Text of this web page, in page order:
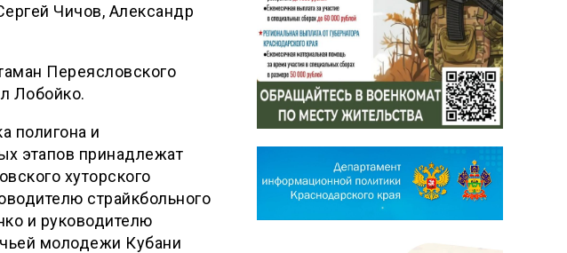
Чичов, Александр
Переясловского
Лобойко.
полигона и
этапов принадлежат
хуторского
страйкбольного
и руководителю
молодежи Кубани